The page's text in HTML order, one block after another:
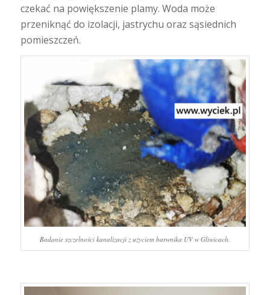
czekać na powiększenie plamy. Woda może
przeniknąć do izolacji, jastrychu oraz sąsiednich
pomieszczeń.
Badanie szczelności kanalizacji z użyciem barwnika UV w Gliwicach.